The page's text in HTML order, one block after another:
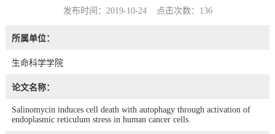
发布时间：2019-10-24 点击次数： 136
所属单位：
生命科学学院
论文名称：
Salinomycin induces cell death with autophagy through activation of
endoplasmic reticulum stress in human cancer cells.